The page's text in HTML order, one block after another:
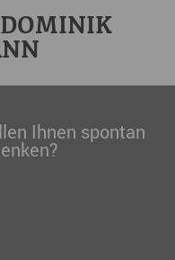
DOMINIK
Ihnen spontan